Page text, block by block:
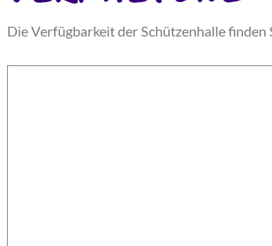
Die Verfügbarkeit der Schützenhalle finden